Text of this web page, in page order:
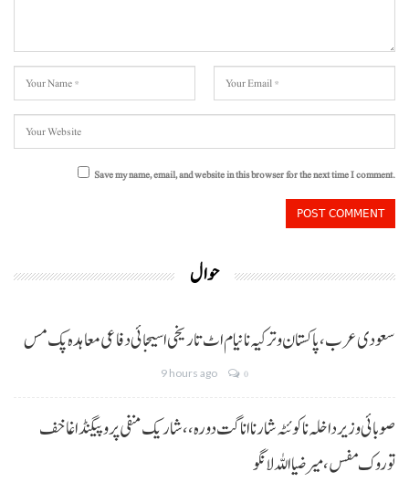
Save my name, email, and website in this browser for the next time I comment.
حوال
سعودی عرب، پاکستان و ترکیہ نا نیام اٹ تاریخی اسیجائی دفاعی معاہدہ پک مس
9 hours ago 0
صوبائی وزیر داخلہ نا کوئٹہ شار نا اناگت دورہ،، شاریک منفی پروپیگنڈا غا خف
توروک مفس، میر ضیا اللہ لانگو